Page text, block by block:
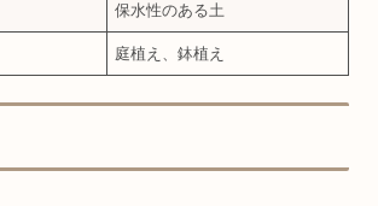
保水性のある土
庭植え、鉢植え